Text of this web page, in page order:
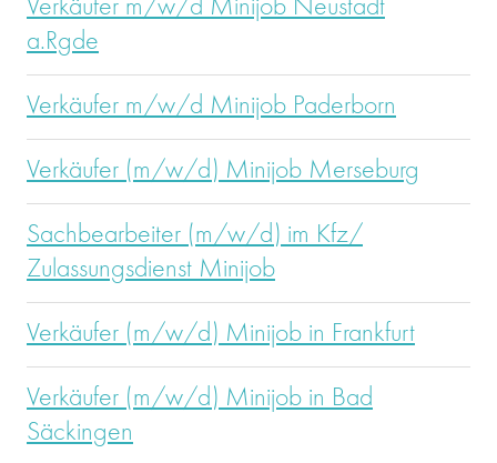
Verkäufer m/w/d Minijob Neustadt
a.Rgde
Verkäufer m/w/d Minijob Paderborn
Verkäufer (m/w/d) Minijob Merseburg
Sachbearbeiter (m/w/d) im Kfz/
Zulassungsdienst Minijob
Verkäufer (m/w/d) Minijob in Frankfurt
Verkäufer (m/w/d) Minijob in Bad
Säckingen